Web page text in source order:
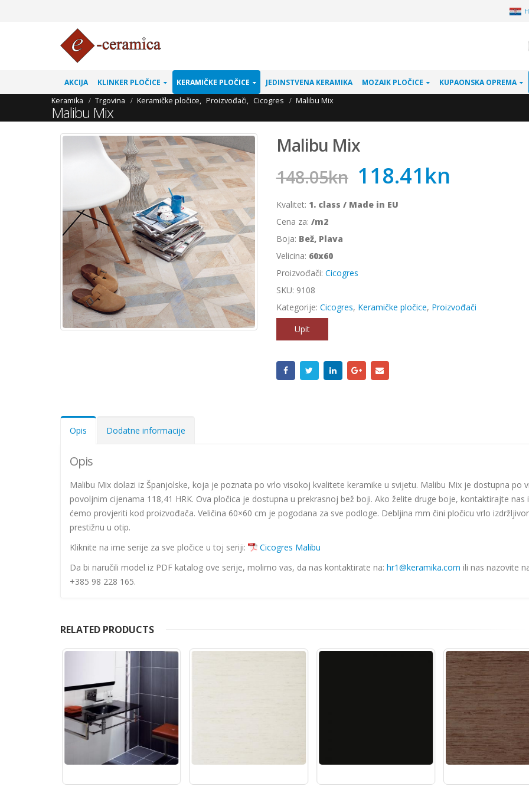
AKCIJA KLINKER PLOČICE KERAMIČKE PLOČICE JEDINSTVENA KERAMIKA MOZAIK PLOČICE
KUPAONSKA OPREMA
Keramika
Trgovina Keramičke pločice, Proizvođači, Cicogres Malibu Mix
Malibu Mix
Malibu Mix
148.05kn 118.41kn
Kvalitet: 1. class / Made in EU
Cena za: /m2
Boja: Bež, Plava
Velicina: 60x60
Proizvođači: Cicogres
SKU: 9108
Kategorije: Cicogres, Keramičke pločice, Proizvođači
Upit
Opis Dodatne informacije
Opis
Malibu Mix dolazi iz Španjolske, koja je poznata po vrlo visokoj kvalitete keramike u svijetu. Malibu Mix je dostupna po
povoljnim cijenama 118,41 HRK. Ova pločica je dostupna u prekrasnoj bež boji. Ako želite druge boje, kontaktirajte nas
ćemo provjeriti kod proizvođača. Veličina 60×60 cm je pogodana za sve podloge. Debljina mm čini pločicu vrlo
prestižnu u otip.
Kliknite na ime serije za sve pločice u toj seriji:
Cicogres Malibu
Da bi naručili model iz PDF katalog ove serije, molimo vas, da nas kontaktirate na: hr1@keramika.com ili nas nazovite
+385 98 228 165.
RELATED PRODUCTS